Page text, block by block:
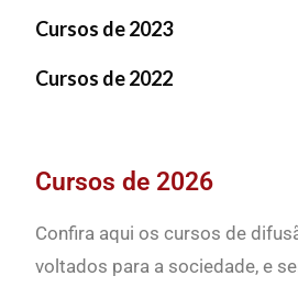
Cursos de 2023
Cursos de 2022
Cursos de 2026
Confira aqui os cursos de
voltados para a sociedade, e